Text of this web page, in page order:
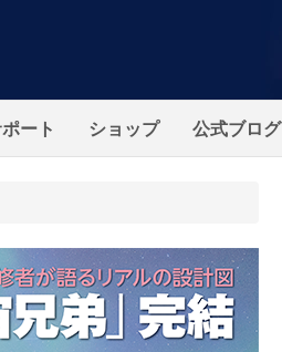
ート ショップ 公式ブログ